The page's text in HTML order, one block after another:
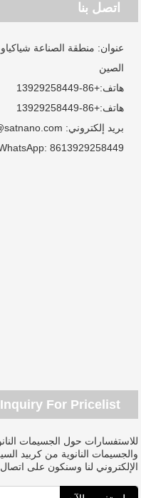
اتصل بنا
عنوان: منطقة الصناعة
الصين
هاتف:+86-13929258449
هاتف:+86-13929258449
بريد إلكتروني:
8613929258449
Inquiry For Pricelist
للاستفسارات حول الجسيمات
والجسيمات النانوية من كربيد
الإلكتروني لنا وسنكون على اتصال في